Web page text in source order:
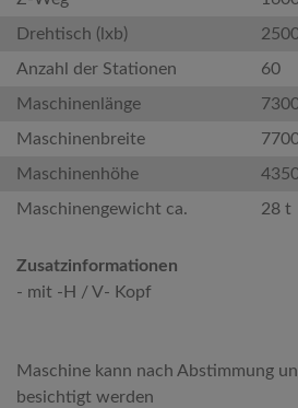
Drehtisch (lxb)
Anzahl der Stationen
60
Maschinenlänge
Maschinenbreite
Maschinenhöhe
Maschinengewicht ca.
28 t
Zusatzinformationen
- mit -H / V- Kopf
Maschine kann nach Abstimmung
besichtigt werden